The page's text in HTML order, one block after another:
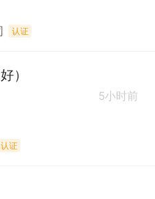
认证
）
5小时前
认证